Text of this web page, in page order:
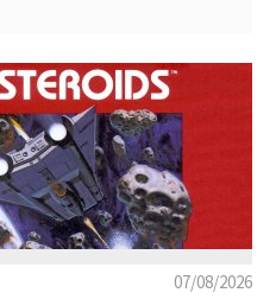
07/08/2026